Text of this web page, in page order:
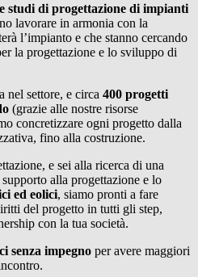
studi di progettazione di impianti
lavorare in armonia con la
l’impianto e che stanno cercando
la progettazione e lo sviluppo di
nel settore, e circa 400 progetti
(grazie alle nostre risorse
concretizzare ogni progetto dalla
fino alla costruzione.
e sei alla ricerca di una
alla progettazione e lo
ed eolici, siamo pronti a fare
del progetto in tutti gli step,
con la tua società.
senza impegno per avere maggiori